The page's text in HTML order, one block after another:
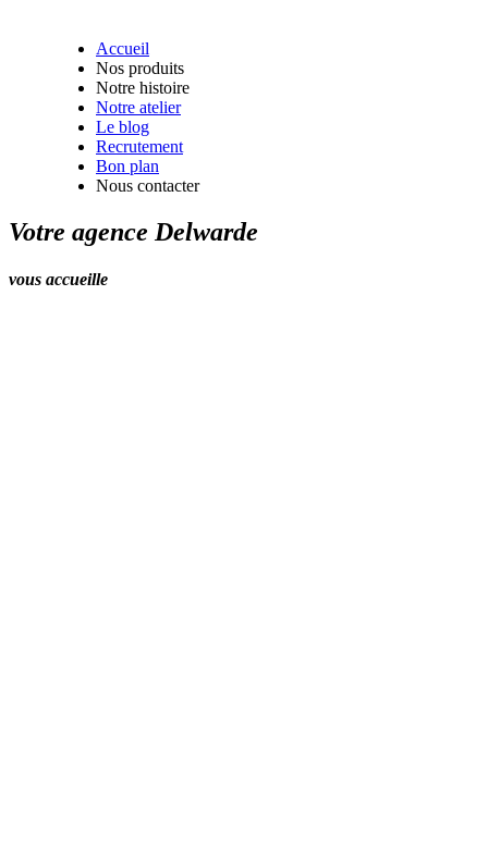
Accueil
Nos produits
Notre histoire
Notre atelier
Le blog
Recrutement
Bon plan
Nous contacter
Votre agence Delwarde
vous accueille